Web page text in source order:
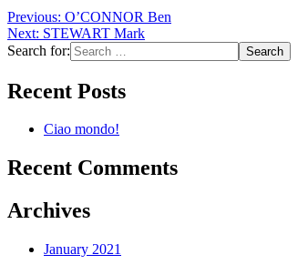
Previous: O’CONNOR Ben
Next: STEWART Mark
Search for:
Recent Posts
Ciao mondo!
Recent Comments
Archives
January 2021